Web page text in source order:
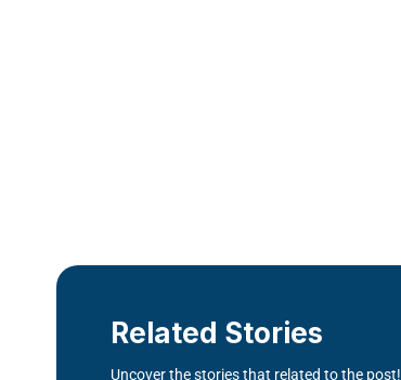
Related Stories
Uncover the stories that related to the post!